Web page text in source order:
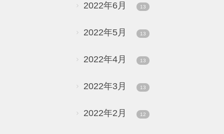
2022年6月 13
2022年5月 13
2022年4月 13
2022年3月 13
2022年2月 12